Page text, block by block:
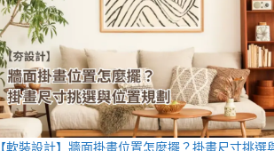
【軟裝設計】牆面掛畫位置怎麼擺？掛畫尺寸挑選